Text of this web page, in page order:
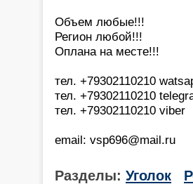
Объем любые!!!
Регион любой!!!
Оплана на месте!!!
тел. +79302110210
тел. +79302110210
тел. +79302110210 viber
email: vsp696@mail.ru
Разделы: Уголок